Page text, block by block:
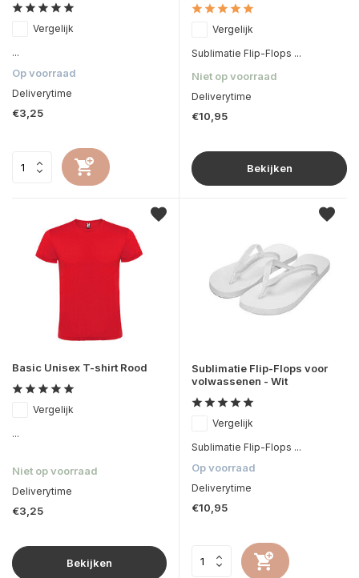
Vergelijk
...
Op voorraad
Deliverytime
€3,25
Vergelijk
Sublimatie Flip-Flops ...
Niet op voorraad
Deliverytime
€10,95
Bekijken
Basic Unisex T-shirt Rood
Vergelijk
...
Niet op voorraad
Deliverytime
€3,25
Bekijken
Sublimatie Flip-Flops voor
volwassenen - Wit
Vergelijk
Sublimatie Flip-Flops ...
Op voorraad
Deliverytime
€10,95